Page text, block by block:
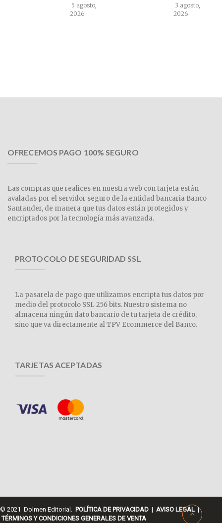
5 agosto,
2026
3 agosto,
2026
OFRECEMOS PAGO 100% SEGURO
Las compras que realices en nuestra web con tarjeta están
avaladas por el servidor seguro de la entidad bancaria Banco
Santander, de manera que tus datos están protegidos y
encriptados por la tecnología más avanzada.
PROTOCOLO DE SEGURIDAD SSL
La pasarela de pago que utilizamos encripta tus datos por
medio del protocolo SSL 256 bits. Nuestro sistema no
almacena ningún dato bancario de tu tarjeta de crédito,
sino que va directamente al TPV Ecommerce del Banco.
TARJETAS ACEPTADAS
© 2021 Dolmen Editorial. POLÍTICA DE PRIVACIDAD | AVISO LEGAL |
TÉRMINOS Y CONDICIONES GENERALES DE VENTA